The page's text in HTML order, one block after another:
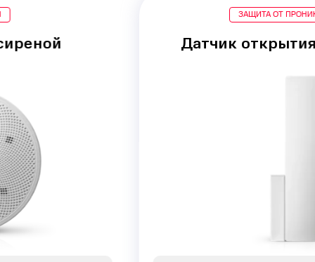
Датчик открытия двери/окна